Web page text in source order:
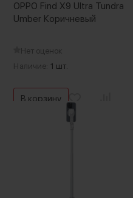
OPPO Find X9 Ultra Tundra
Umber Коричневый
Нет оценок
Наличие: 1 шт.
В корзину